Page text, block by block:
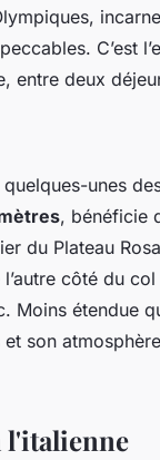
C’est
entre deux
unes
, bénéficie
du Plateau
côté du
Moins étendue
son
l'italienne